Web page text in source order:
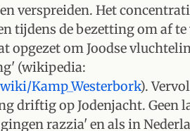
verspreiden. Het
tijdens de bezetting om af
opgezet om Joodse
(wikipedia:
Kamp_Westerbork).
driftig op Jodenjacht. Geen
razzia' en als in